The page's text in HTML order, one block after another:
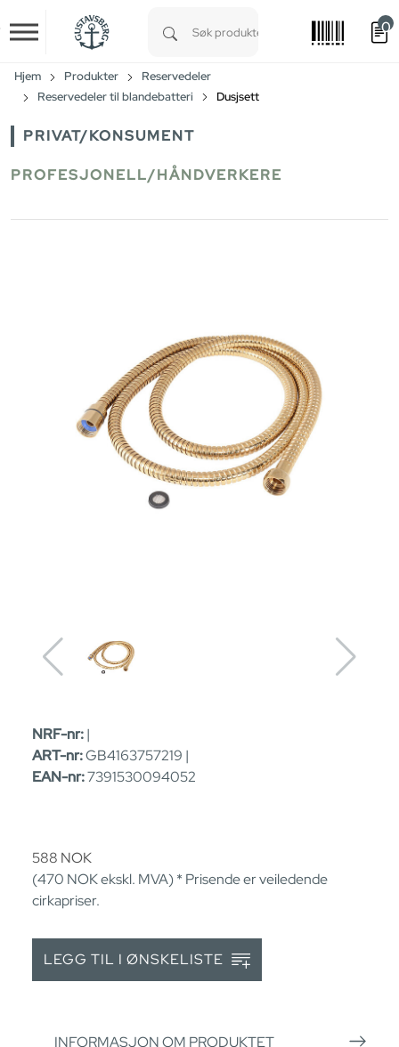
Skip to main content
0
Hjem Produkter
Reservedeler
Reservedeler til blandebatteri
Dusjsett
PRIVAT/KONSUMENT
PROFESJONELL/HÅNDVERKERE
NRF-nr:|
ART-nr:GB4163757219 |
EAN-nr:7391530094052
588 NOK
(470 NOKekskl. MVA) * Prisende er veiledende
cirkapriser.
LEGG TIL I ØNSKELISTE
INFORMASJON OM PRODUKTET